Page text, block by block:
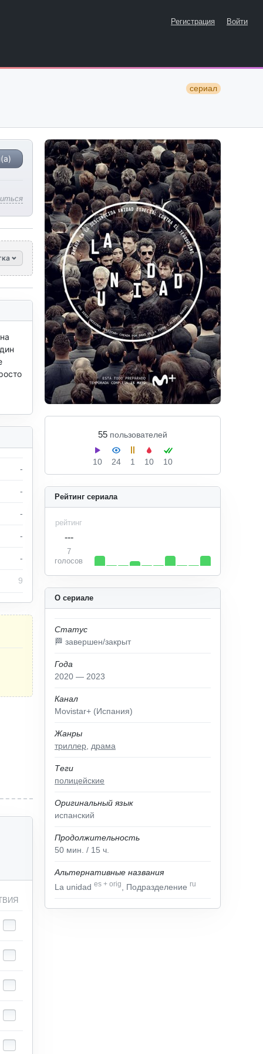
Регистрация Войти
сериал
55 пользователей
10 24 1 10 10
О сериале
Статус
🏁 завершен/закрыт
Года
2020 — 2023
Канал
Movistar+ (Испания)
Жанры
триллер драма
Теги
полицейские
Оригинальный язык
испанский
Продолжительность
50 мин. / 15 ч.
Альтернативные названия
La unidad es + orig , Подразделение ru
Рейтинг сериала
рейтинг
---
7
голосов
-
-
-
-
-
9